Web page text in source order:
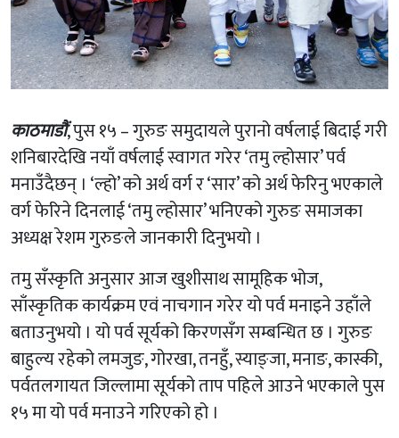
काठमाडौं, पुस १५ – गुरुङ समुदायले पुरानो वर्षलाई बिदाई गरी
शनिबारदेखि नयाँ वर्षलाई स्वागत गरेर ‘तमु ल्होसार’ पर्व
मनाउँदैछन् । ‘ल्हो’ को अर्थ वर्ग र ‘सार’ को अर्थ फेरिनु भएकाले
वर्ग फेरिने दिनलाई ‘तमु ल्होसार’ भनिएको गुरुङ समाजका
अध्यक्ष रेशम गुरुङले जानकारी दिनुभयो ।
तमु सँस्कृति अनुसार आज खुशीसाथ सामूहिक भोज,
साँस्कृतिक कार्यक्रम एवं नाचगान गरेर यो पर्व मनाइने उहाँले
बताउनुभयो । यो पर्व सूर्यको किरणसँग सम्बन्धित छ । गुरुङ
बाहुल्य रहेको लमजुङ, गोरखा, तनहुँ, स्याङ्जा, मनाङ, कास्की,
पर्वतलगायत जिल्लामा सूर्यको ताप पहिले आउने भएकाले पुस
१५ मा यो पर्व मनाउने गरिएको हो ।